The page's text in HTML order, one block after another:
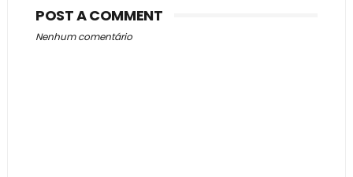
POST A COMMENT
Nenhum comentário